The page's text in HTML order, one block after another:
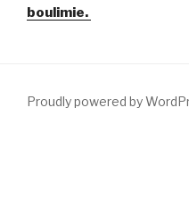
boulimie.
Proudly powered by